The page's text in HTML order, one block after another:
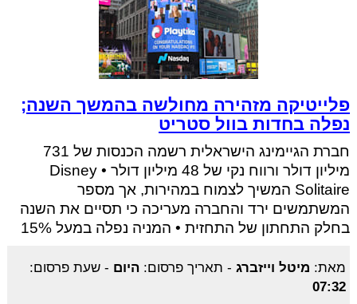
פלייטיקה מזהירה מחולשה בהמשך השנה;
נפלה בחדות בוול סטריט
חברת הגיימינג הישראלית רשמה הכנסות של 731
מיליון דולר ורווח נקי של 48 מיליון דולר • Disney
Solitaire המשיך לצמוח במהירות, אך מספר
המשתמשים ירד והחברה מעריכה כי תסיים את השנה
בחלק התחתון של התחזית • המניה נפלה במעל 15%
מאת: מיטל וייזברג- תאריך פרסום: היום - שעת פרסום:
07:32